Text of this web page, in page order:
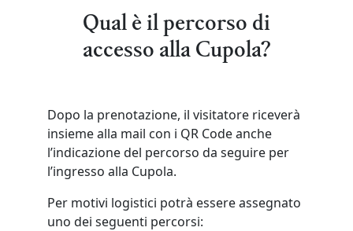
Qual è il percorso di
accesso alla Cupola?
Dopo la prenotazione, il visitatore riceverà
insieme alla mail con i QR Code anche
l’indicazione del percorso da seguire per
l’ingresso alla Cupola.
Per motivi logistici potrà essere assegnato
uno dei seguenti percorsi: